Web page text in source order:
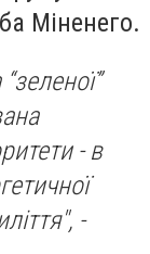
Міненего.
- в
-